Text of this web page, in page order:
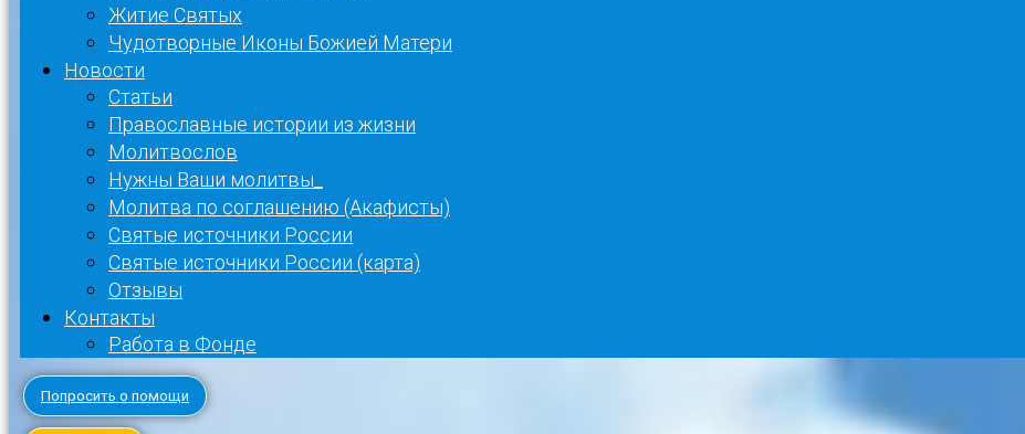
Житие Святых
Чудотворные Иконы Божией Матери
Новости
Статьи
Православные истории из жизни
Молитвослов
Нужны Ваши молитвы_
Молитва по соглашению (Акафисты)
Святые источники России
Святые источники России (карта)
Отзывы
Контакты
Работа в Фонде
Попросить о помощи